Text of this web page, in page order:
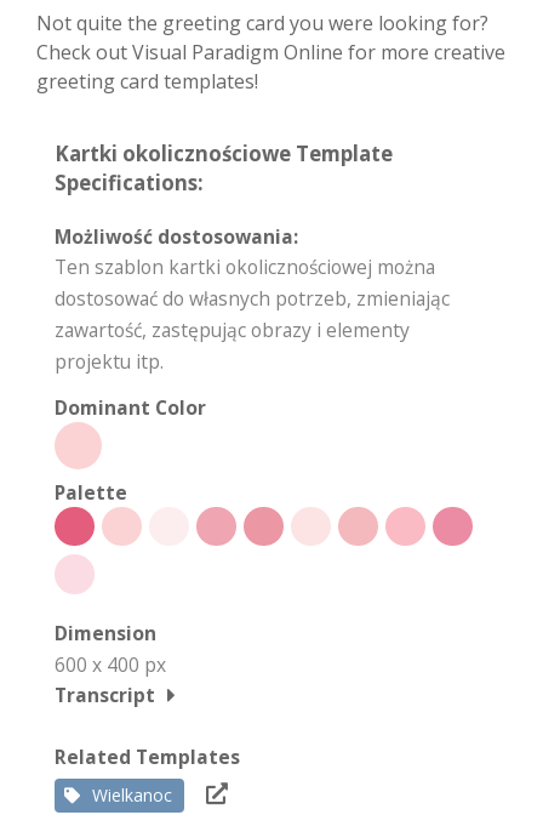
Not quite the greeting card you were looking for?
Check out Visual Paradigm Online for more creative
greeting card templates!
Kartki okolicznościowe Template
Specifications:
Możliwość dostosowania:
Ten szablon kartki okolicznościowej można
dostosować do własnych potrzeb, zmieniając
zawartość, zastępując obrazy i elementy
projektu itp.
Dominant Color
Palette
Dimension
600 x 400 px
Transcript
Related Templates
Wielkanoc